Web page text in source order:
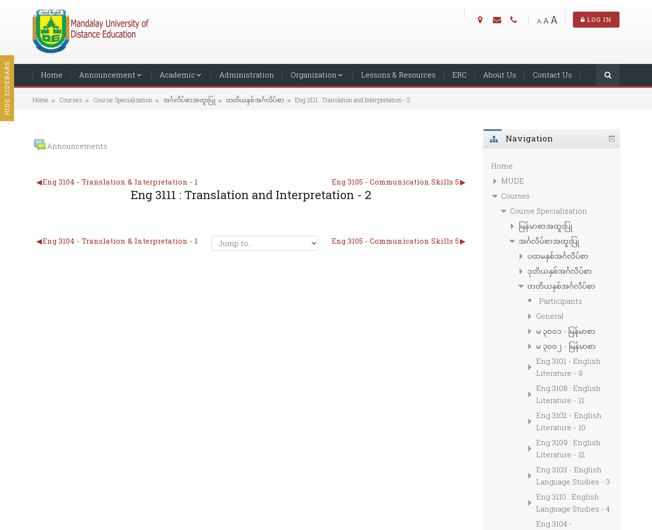
LOG IN
A A A
Home Announcement Academic Administration Organization Lessons & Resources ERC About Us Contact Us
Home ▶︎ Courses ▶︎ Course Specialization ▶︎ အင်္ဂလိပ်စာအထူးပြု ▶︎ တတိယနှစ်အင်္ဂလိပ်စာ ▶︎ Eng 3111 : Translation and Interpretation - 2
Announcements
◀︎Eng 3104 - Translation & Interpretation - 1 Eng 3105 - Communication Skills 5▶︎
Eng 3111 : Translation and Interpretation - 2
◀︎Eng 3104 - Translation & Interpretation - 1 Eng 3105 - Communication Skills 5▶︎
Navigation
Home
MUDE
Courses
Course Specialization
မြန်မာစာအထူးပြု
အင်္ဂလိပ်စာအထူးပြု
ပထမနှစ်အင်္ဂလိပ်စာ
ဒုတိယနှစ်အင်္ဂလိပ်စာ
တတိယနှစ်အင်္ဂလိပ်စာ
Participants
General
မ ၃၀၀၁ - မြန်မာစာ
မ ၃၀၀၂ - မြန်မာစာ
Eng 3101 - English
Literature - 9
Eng 3108 : English
Literature - 11
Eng 3102 - English
Literature - 10
Eng 3109 : English
Literature - 12
Eng 3103 - English
Language Studies - 3
Eng 3110 : English
Language Studies - 4
Eng 3104 -
HIDE SIDEBARS